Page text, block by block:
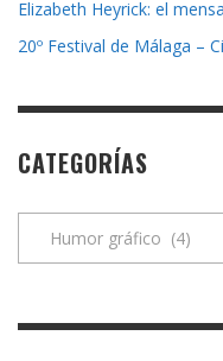
Elizabeth Heyrick: el
20º Festival de Málaga –
CATEGORÍAS